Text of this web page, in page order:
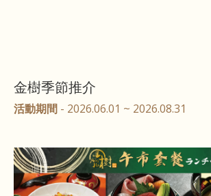
金樹季節推介
活動期間 - 2026.06.01 ~ 2026.08.31